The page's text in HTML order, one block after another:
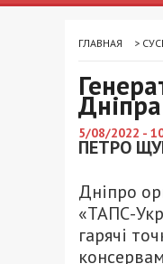
ГЛАВНАЯ >
5/08/2022 -
ПЕТРО
Дніпро
«ТАПС-
гарячі